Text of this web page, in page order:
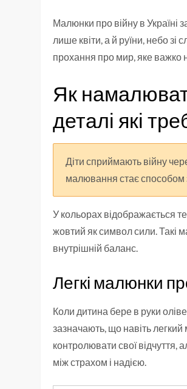
Малюнки про війну в Україні
лише квіти, а й руїни, небо зі
прохання про мир, яке важко
Як
деталі які
Діти сприймають війну
малювання стає способом
У кольорах відображається
жовтий як символ сили. Такі
внутрішній баланс.
Легкі малюнки
Коли дитина бере в руки
зазначають, що навіть
контролювати свої
між страхом і надією.